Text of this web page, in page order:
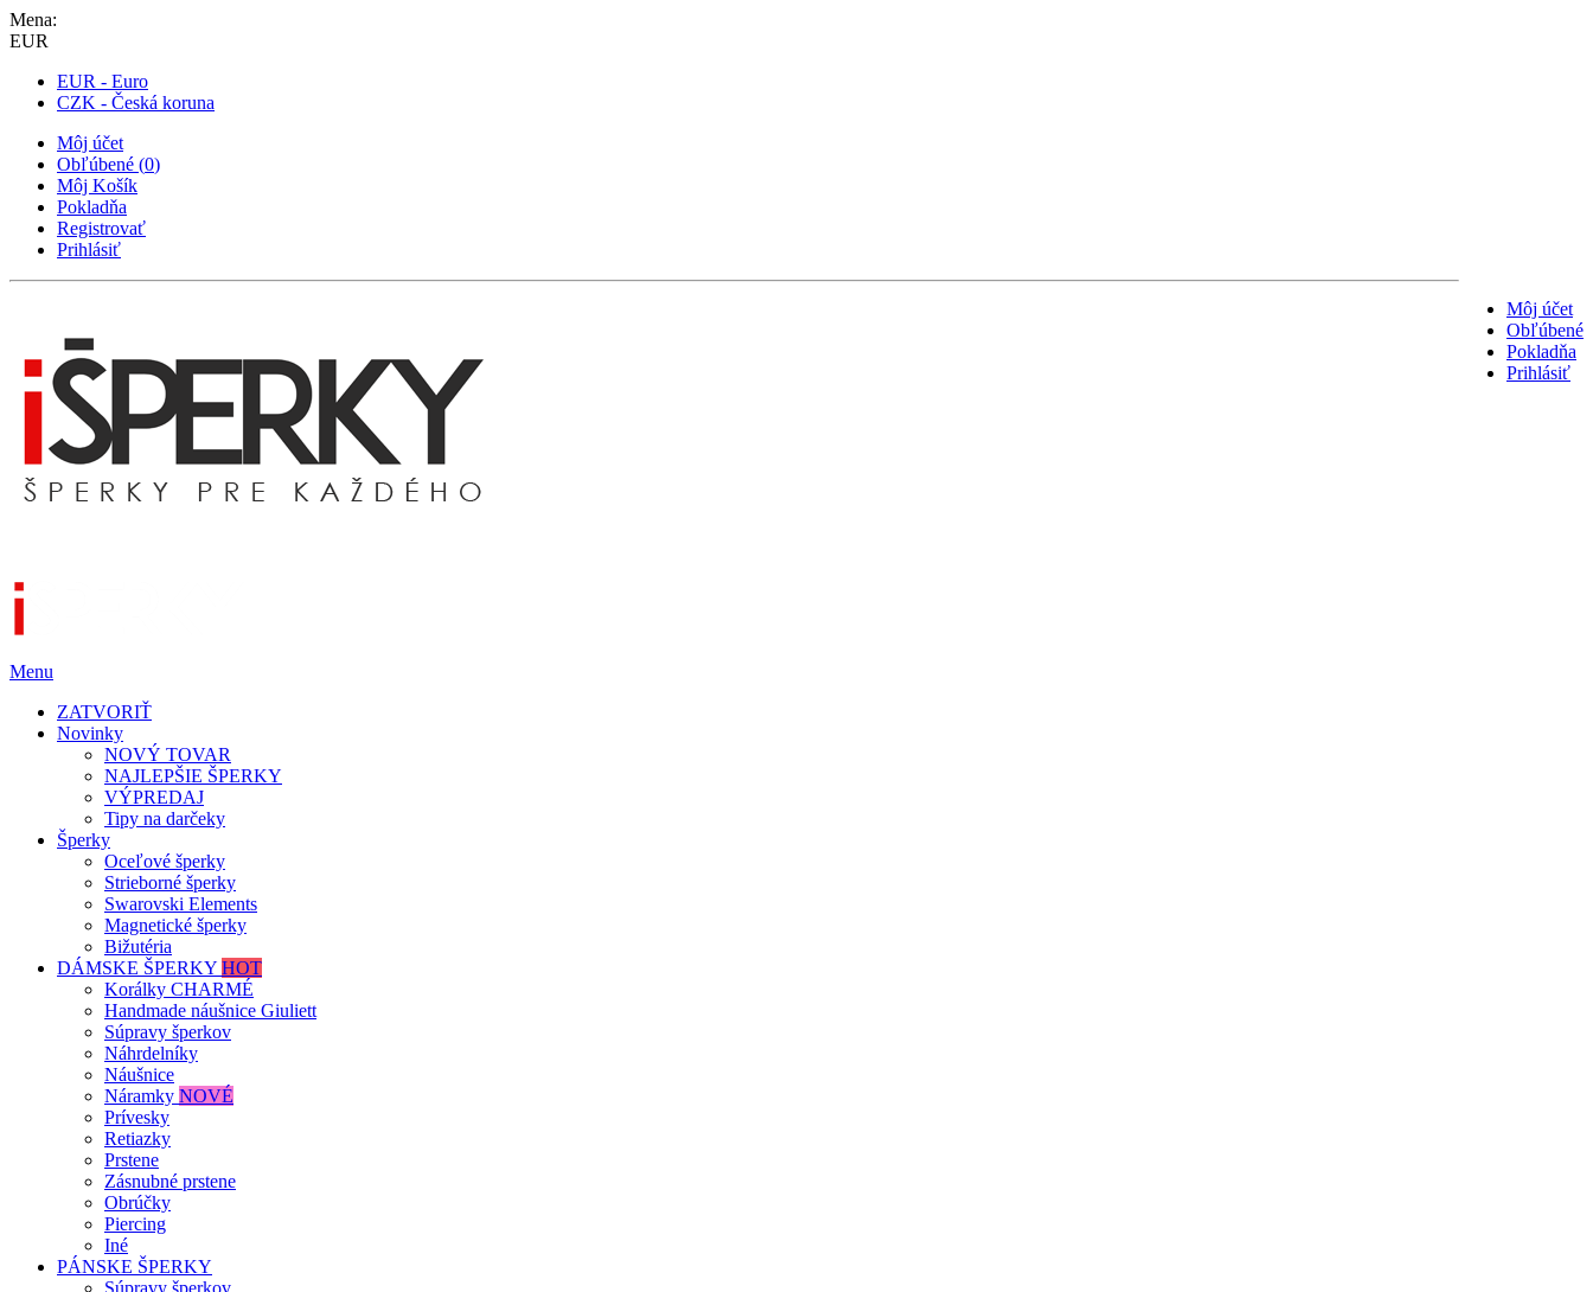
Mena:
EUR
EUR - Euro
CZK - Česká koruna
Môj účet
Obľúbené (0)
Môj Košík
Pokladňa
Registrovať
Prihlásiť
Môj účet
Obľúbené
Pokladňa
Prihlásiť
Menu
ZATVORIŤ
Novinky
NOVÝ TOVAR
NAJLEPŠIE ŠPERKY
VÝPREDAJ
Tipy na darčeky
Šperky
Oceľové šperky
Strieborné šperky
Swarovski Elements
Magnetické šperky
Bižutéria
DÁMSKE ŠPERKY HOT
Korálky CHARMÉ
Handmade náušnice Giuliett
Súpravy šperkov
Náhrdelníky
Náušnice
Náramky NOVÉ
Prívesky
Retiazky
Prstene
Zásnubné prstene
Obrúčky
Piercing
Iné
PÁNSKE ŠPERKY
Súpravy šperkov